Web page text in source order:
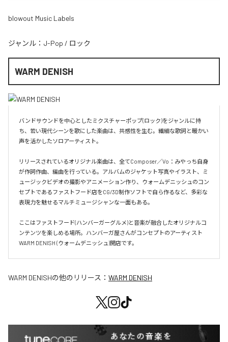
blowout Music Labels
ジャンル： J-Pop / ロック
WARM DENISH
バンドサウンドを中心としたミクスチャーポップ(ロック)をジャンルに持
ち、若い現代シーンを歌にした楽曲は、共感性を生む。繊細な歌詞と暖かい
声を活かしたソロアーティスト。
リリースされているオリジナル楽曲は、全てComposer／Vo：みやっち自身
が作詞作曲、編曲を行っている。アルバムのジャケット写真やイラスト、ミ
ュージックビデオの撮影やアニメーション作り、ウォームデニッシュのコン
セプトであるファストフード店をCG/3D制作ソフトで自ら作るなど、多彩な
表現力を魅せるマルチミュージシャンな一面もある。
ここはファストフード(ハンバーガーグルメ)と音楽が融合したオリジナルコ
ンテンツを楽しめる場所。ハンバーガ屋さんがコンセプトのアーティスト
WARM DENISH (ウォームデニッシュ)開店です。
WARM DENISHの他のリリース： WARM DENISH